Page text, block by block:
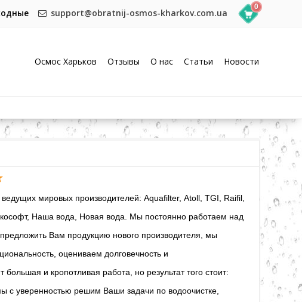
support@obratnij-osmos-kharkov.com.ua
0
Осмос Харьков Отзывы О нас Статьи Новости
мировых производителей: Aquafilter, Atoll, TGI, Raifil,
Наша вода, Новая вода. Мы постоянно работаем над
Вам продукцию нового производителя, мы
оцениваем долговечность и
и кропотливая работа, но результат того стоит:
с уверенностью решим Ваши задачи по водоочистке,